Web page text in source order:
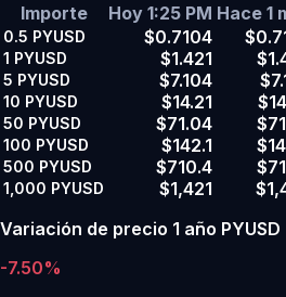
Importe
Hoy 1:25 PM Hace 1
0.5 PYUSD $0.7104
1 PYUSD $1.421
5 PYUSD $7.104
10 PYUSD $14.21
50 PYUSD $71.04
100 PYUSD $142.1
500 PYUSD $710.4
1,000 PYUSD $1,421
Variación de precio 1 año PYUSD
-7.50%